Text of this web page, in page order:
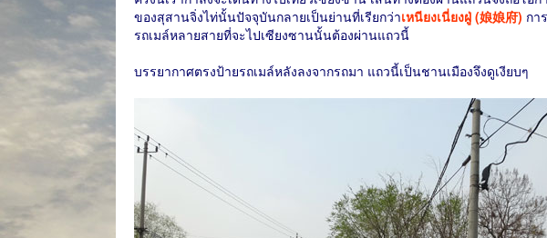
ของสุสานจิ่งไท่นั้นปัจจุบันกลายเป็นย่านที่เรียกว่าเหนียงเนี่ยงฝู่ (娘娘府) กา
รถเมล์หลายสายที่จะไปเซียงซานนั้นต้องผ่านแถวนี้
บรรยากาศตรงป้ายรถเมล์หลังลงจากรถมา แถวนี้เป็นชานเมืองจึงดูเงียบๆ